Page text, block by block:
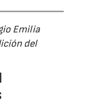
Emilia
del